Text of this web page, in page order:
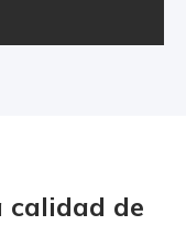
calidad de